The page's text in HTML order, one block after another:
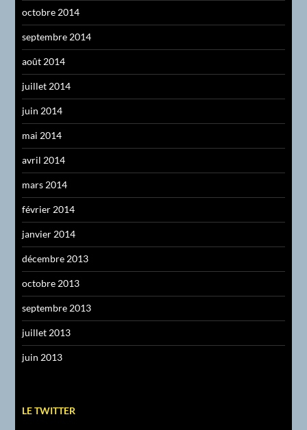
octobre 2014
septembre 2014
août 2014
juillet 2014
juin 2014
mai 2014
avril 2014
mars 2014
février 2014
janvier 2014
décembre 2013
octobre 2013
septembre 2013
juillet 2013
juin 2013
LE TWITTER